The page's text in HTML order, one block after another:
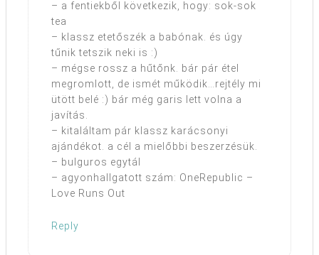
– a fentiekből következik, hogy: sok-sok
tea
– klassz etetőszék a babónak. és úgy
tűnik tetszik neki is :)
– mégse rossz a hűtőnk. bár pár étel
megromlott, de ismét működik…rejtély mi
ütött belé :) bár még garis lett volna a
javítás.
– kitaláltam pár klassz karácsonyi
ajándékot. a cél a mielőbbi beszerzésük.
– bulguros egytál
– agyonhallgatott szám: OneRepublic –
Love Runs Out
Reply